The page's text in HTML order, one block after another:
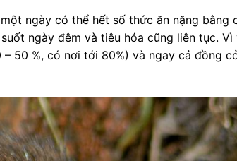
ngày có thể hết số thức ăn nặng bằng
ngày đêm và tiêu hóa cũng liên tục. Vì
50 %, có nơi tới 80%) và ngay cả đồng